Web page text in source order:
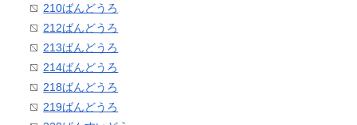
210ばんどうろ
212ばんどうろ
213ばんどうろ
214ばんどうろ
218ばんどうろ
219ばんどうろ